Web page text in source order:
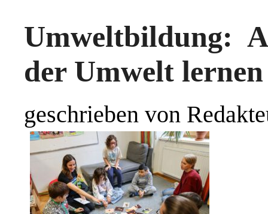
Umweltbildung:
der Umwelt lernen
geschrieben von